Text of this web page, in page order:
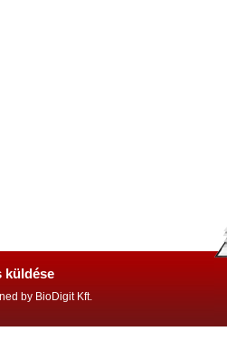
küldése
by BioDigit Kft.